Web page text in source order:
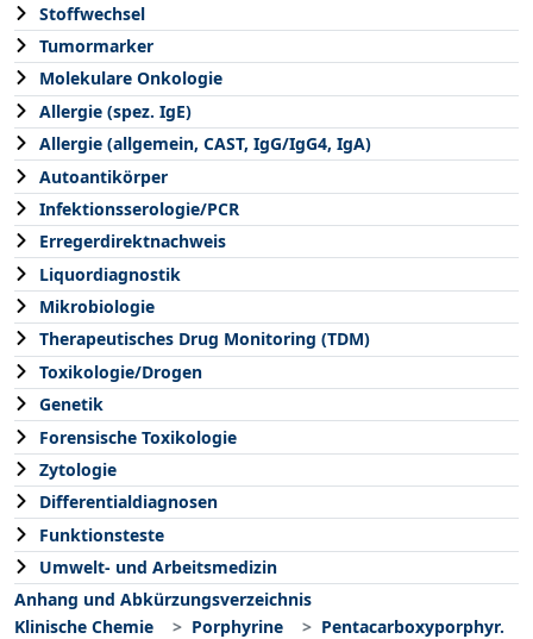
Stoffwechsel
Tumormarker
Molekulare Onkologie
Allergie (spez. IgE)
Allergie (allgemein, CAST, IgG/IgG4, IgA)
Autoantikörper
Infektionsserologie/PCR
Erregerdirektnachweis
Liquordiagnostik
Mikrobiologie
Therapeutisches Drug Monitoring (TDM)
Toxikologie/Drogen
Genetik
Forensische Toxikologie
Zytologie
Differentialdiagnosen
Funktionsteste
Umwelt- und Arbeitsmedizin
Anhang und Abkürzungsverzeichnis
Klinische Chemie
Porphyrine Pentacarboxyporphyr.